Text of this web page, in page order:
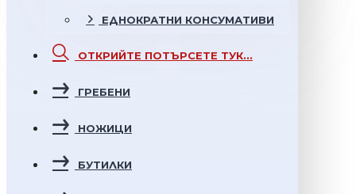
ЕДНОКРАТНИ КОНСУМАТИВИ
ОТКРИЙТЕ ПОТЪРСЕТЕ ТУК...
ГРЕБЕНИ
НОЖИЦИ
БУТИЛКИ